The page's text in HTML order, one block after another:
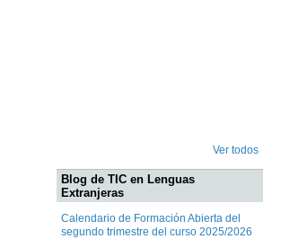
Ver todos
Blog de TIC en Lenguas
Extranjeras
Calendario de Formación Abierta del
segundo trimestre del curso 2025/2026